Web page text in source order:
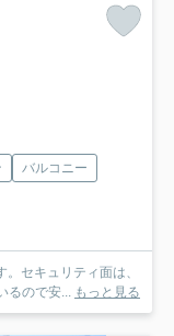
バルコニー
セキュリティ面は、
るので安... もっと見る